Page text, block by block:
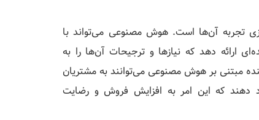
تجربه آن‌ها است. هوش مصنوعی می‌تواند با
ارائه دهد که نیازها و ترجیحات آن‌ها را به
مبتنی بر هوش مصنوعی می‌توانند به مشتریان
دهند که این امر به افزایش فروش و رضایت